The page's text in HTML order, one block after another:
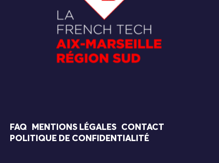
FAQ MENTIONS LÉGALES
CONTACT
POLITIQUE DE CONFIDENTIALITÉ